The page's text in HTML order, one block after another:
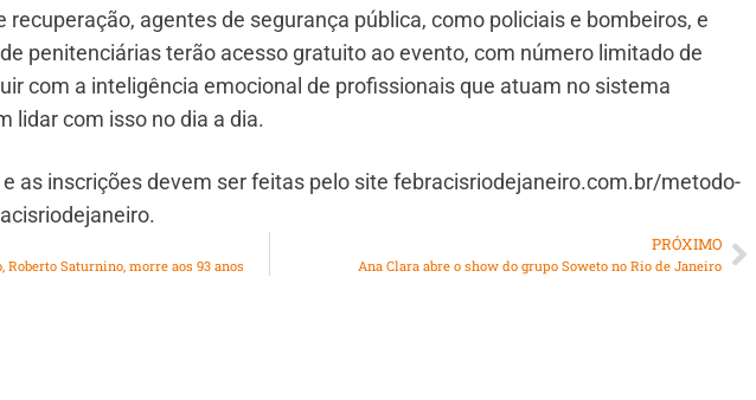
recuperação, agentes de segurança pública, como policiais e bombeiros, e
penitenciárias terão acesso gratuito ao evento, com número limitado de
com a inteligência emocional de profissionais que atuam no sistema
lidar com isso no dia a dia.
as inscrições devem ser feitas pelo site febracisriodejaneiro.com.br/metodo-
Saturnino, morre aos 93 anos
PRÓXIMO
Ana Clara abre o show do grupo Soweto no Rio de Janeiro